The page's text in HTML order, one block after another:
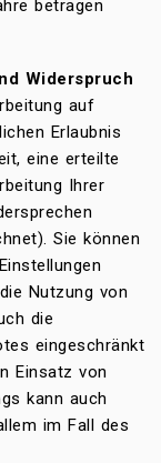
betragen
Widerspruch
auf
Erlaubnis
eine erteilte
Ihrer
Sie können
Nutzung von
die
eingeschränkt
Einsatz von
kann auch
im Fall des